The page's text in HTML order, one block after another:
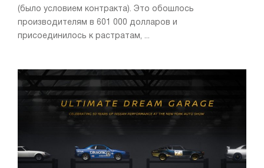
(было условием контракта). Это обошлось
производителям в 601 000 долларов и
присоединилось к растратам, ...